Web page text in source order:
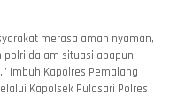
merasa aman nyaman,
polri dalam situasi apapun
Imbuh Kapolres Pemalang
Kapolsek Pulosari Polres